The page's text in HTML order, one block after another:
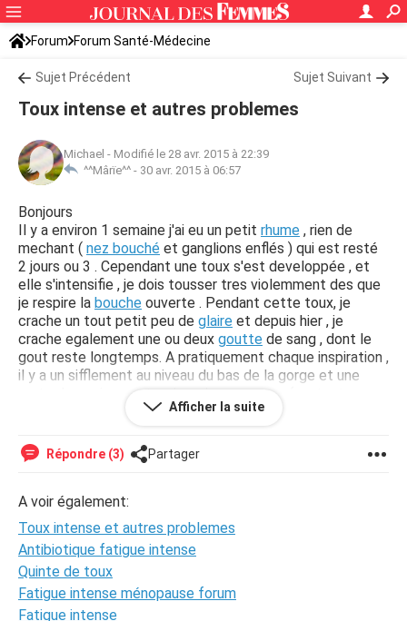
Forum Forum Santé-Médecine
Symptômes et maladies courantes
Sujet Précédent Sujet Suivant
Toux intense et autres problemes
Michael - Modifié le 28 avr. 2015 à 22:39
^^Mârïe^^ - 30 avr. 2015 à 06:57
Bonjours
Il y a environ 1 semaine j'ai eu un petit rhume , rien de
mechant ( nez bouché et ganglions enflés ) qui est resté
2 jours ou 3 . Cependant une toux s'est developpée , et
elle s'intensifie , je dois tousser tres violemment des que
je respire la bouche ouverte . Pendant cette toux, je
crache un tout petit peu de glaire et depuis hier , je
crache egalement une ou deux goutte de sang , dont le
gout reste longtemps. A pratiquement chaque inspiration ,
il y a un sifflement au niveau du bas de la gorge et une
sorte de couinement au bas des
gauche ) , et quand j'expire la bouche ouverte il y a une
Tout ça m'inquiete et me donne enormement de mal à
dormir
Si vous avez une idee de cela peut etre , ca m'arrengerais ,
j'ai eu beaucoup de visites medicales ces derniers temps
et j'aimerais reduire la frequences de mes consultations.
Merci
Afficher la suite
Répondre (3) Partager
A voir également:
Toux intense et autres problemes
Antibiotique fatigue intense
Quinte de toux
Fatigue intense ménopause forum
Fatigue intense